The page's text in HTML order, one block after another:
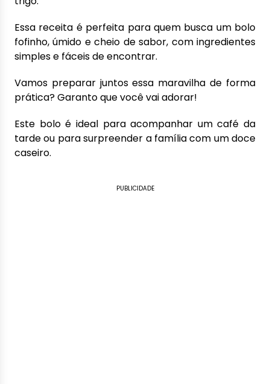
Essa receita é perfeita para quem busca um bolo
fofinho, úmido e cheio de sabor, com ingredientes
simples e fáceis de encontrar.
Vamos preparar juntos essa maravilha de forma
prática? Garanto que você vai adorar!
Este bolo é ideal para acompanhar um café da
tarde ou para surpreender a família com um doce
caseiro.
PUBLICIDADE